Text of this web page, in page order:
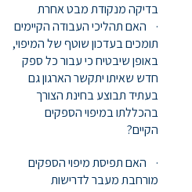
בדיקה מנקודת מבט אחרת
· האם תהליכי העבודה הקיימים
תומכים בעדכון שוטף של המיפוי,
באופן שיבטיח כי עבור כל ספק
חדש שאיתו יתקשר הארגון גם
בעתיד תבוצע בחינת הצורך
בהכללתו במיפוי הספקים
הקיים?
· האם תפיסת מיפוי הספקים
מורחבת מעבר לדרישות